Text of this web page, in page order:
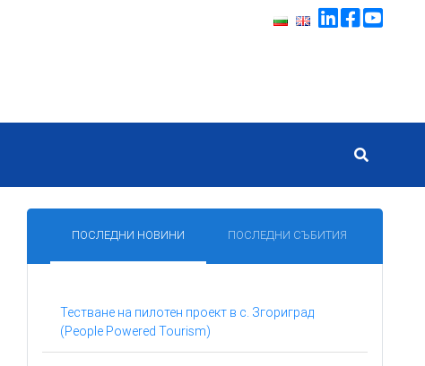
ПОСЛЕДНИ НОВИНИ ПОСЛЕДНИ СЪБИТИЯ
Тестване на пилотен проект в с. Згориград
(People Powered Tourism)